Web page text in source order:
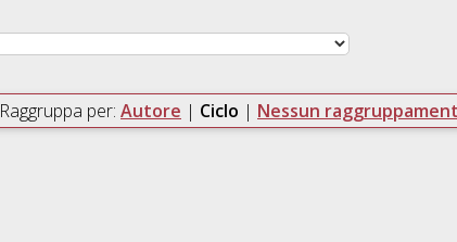
Raggruppa per: Autore | Ciclo | Nessun